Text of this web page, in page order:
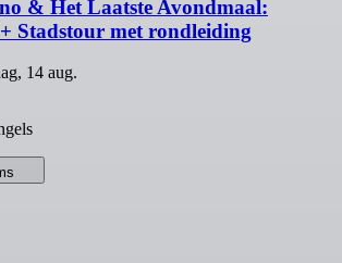
& Het Laatste Avondmaal:
Stadstour met rondleiding
14 aug.